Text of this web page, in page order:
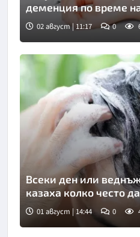
Снимка: Bulgaria ON AIR
деменция по време
02 август | 11:17 0
Всеки ден или
казаха колко често
01 август | 14:44 0